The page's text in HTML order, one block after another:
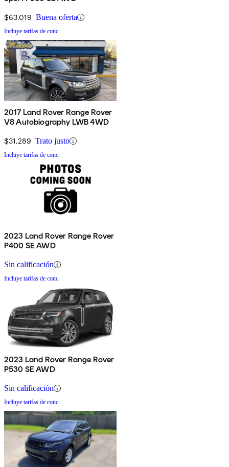
$63,019 Buena oferta
Incluye tarifas de conc.
2017 Land Rover Range Rover
V8 Autobiography LWB 4WD
$31,289 Trato justo
Incluye tarifas de conc.
2023 Land Rover Range Rover
P400 SE AWD
Sin calificación
Incluye tarifas de conc.
2023 Land Rover Range Rover
P530 SE AWD
Sin calificación
Incluye tarifas de conc.